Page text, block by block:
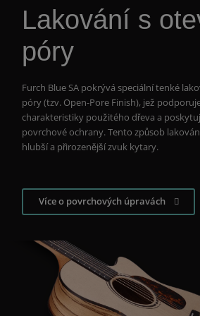
Lakování s
póry
Furch Blue SA pokrývá speciální tenké
póry (tzv. Open-Pore Finish), jež
charakteristiky použitého dřeva a
povrchové ochrany. Tento způsob
hlubší a přirozenější zvuk kytary.
Více o povrchových úpravách